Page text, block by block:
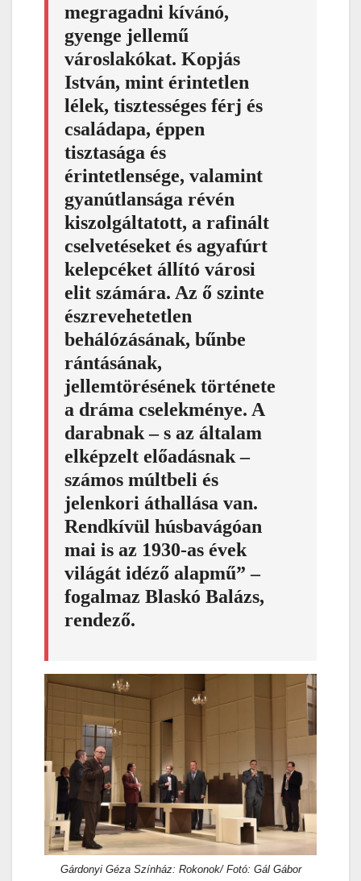
megragadni kívánó,
gyenge jellemű
városlakókat. Kopjás
István, mint érintetlen
lélek, tisztességes férj és
családapa, éppen
tisztasága és
érintetlensége, valamint
gyanútlansága révén
kiszolgáltatott, a rafinált
cselvetéseket és agyafúrt
kelepcéket állító városi
elit számára. Az ő szinte
észrevehetetlen
behálózásának, bűnbe
rántásának,
jellemtörésének története
a dráma cselekménye. A
darabnak – s az általam
elképzelt előadásnak –
számos múltbeli és
jelenkori áthallása van.
Rendkívül húsbavágóan
mai is az 1930-as évek
világát idéző alapmű” –
fogalmaz Blaskó Balázs,
rendező.
Gárdonyi Géza Színház: Rokonok/ Fotó: Gál Gábor